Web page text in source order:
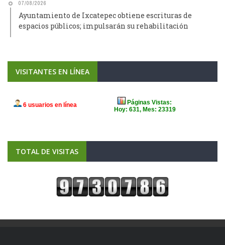
07/08/2026
Ayuntamiento de Ixcatepec obtiene escrituras de
espacios públicos; impulsarán su rehabilitación
VISITANTES EN LÍNEA
TOTAL DE VISITAS